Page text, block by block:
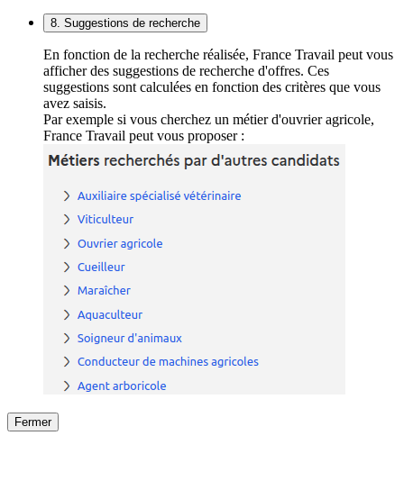
8. Suggestions de recherche
En fonction de la recherche réalisée, France Travail peut vous
afficher des suggestions de recherche d'offres. Ces
suggestions sont calculées en fonction des critères que vous
avez saisis.
Par exemple si vous cherchez un métier d'ouvrier agricole,
France Travail peut vous proposer :
Fermer